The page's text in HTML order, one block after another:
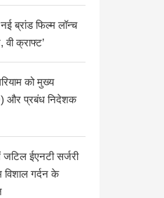
ब्रांड फिल्म लॉन्च
क्राफ्ट’
को मुख्य
और प्रबंध निदेशक
जटिल ईएनटी सर्जरी
विशाल गर्दन के